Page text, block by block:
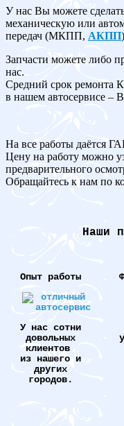
У нас Вы можете
механическую или
передач (МКПП, АКПП
Запчасти можете либо
нас.
Средний срок ремонта
в нашем автосервисе
На все работы даётся
Цену на работу можно
предварительного
Обращайтесь к нам по
Наши
Опыт работы
У нас сотни
довольных
клиентов
из нашего и
других
городов.